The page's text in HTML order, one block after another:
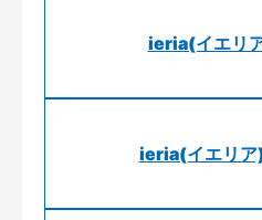
ieria(イエリ
ieria(イエリア